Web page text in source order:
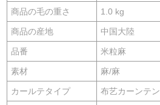
商品の毛の重さ 1.0 kg
商品の産地 中国大陸
品番 米粒麻
素材 麻/麻
カールテタイプ 布艺カーンテン